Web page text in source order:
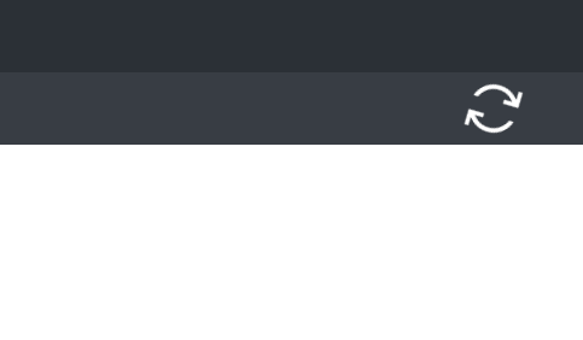
autorenew